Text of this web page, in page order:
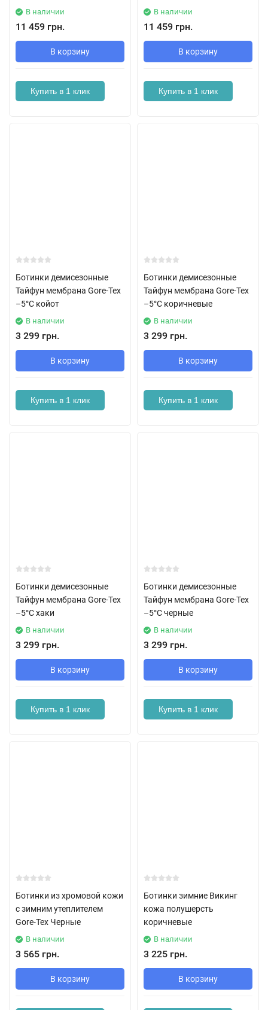
В наличии
11 459 грн.
В корзину
Купить в 1 клик
В наличии
11 459 грн.
В корзину
Купить в 1 клик
Ботинки демисезонные
Тайфун мембрана Gore-Tex
–5°C койот
В наличии
3 299 грн.
В корзину
Купить в 1 клик
Ботинки демисезонные
Тайфун мембрана Gore-Tex
–5°C коричневые
В наличии
3 299 грн.
В корзину
Купить в 1 клик
Ботинки демисезонные
Тайфун мембрана Gore-Tex
–5°C хаки
В наличии
3 299 грн.
В корзину
Купить в 1 клик
Ботинки демисезонные
Тайфун мембрана Gore-Tex
–5°C черные
В наличии
3 299 грн.
В корзину
Купить в 1 клик
Ботинки из хромовой кожи
с зимним утеплителем
Gore-Tex Черные
В наличии
3 565 грн.
В корзину
Ботинки зимние Викинг
кожа полушерсть
коричневые
В наличии
3 225 грн.
В корзину